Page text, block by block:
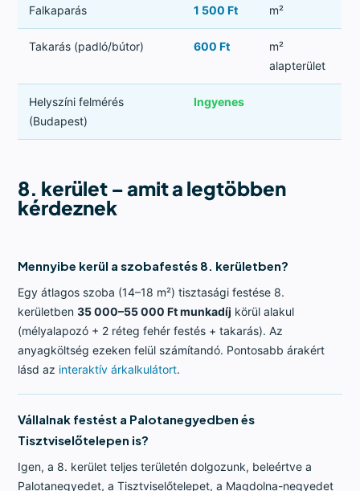
Falkaparás 1 500 Ft m²
Takarás (padló/bútor) 600 Ft
m²
alapterület
Helyszíni felmérés
(Budapest)
Ingyenes
8. kerület – amit a legtöbben
kérdeznek
Mennyibe kerül a szobafestés 8. kerületben?
Egy átlagos szoba (14–18 m²) tisztasági festése 8.
kerületben35 000–55 000 Ft munkadíj körül alakul
(mélyalapozó + 2 réteg fehér festés + takarás). Az
anyagköltség ezeken felül számítandó. Pontosabb árakért
lásd az interaktív árkalkulátort.
Vállalnak festést a Palotanegyedben és
Tisztviselőtelepen is?
Igen, a 8. kerület teljes területén dolgozunk, beleértve a
Palotanegyedet, a Tisztviselőtelepet, a Magdolna-negyedet